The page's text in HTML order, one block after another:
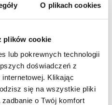
O plikach cookies
plików cookie
lub pokrewnych technologii
doświadczeń z
Klikając
się na wszystkie pliki
o Twój komfort
Oszczędzajmy się, unikając
im większa tusza, tym
w błonnik: dużo
niełuskanego ryżu i
dopływ wody do